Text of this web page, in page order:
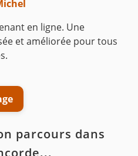
en ligne. Une
et améliorée pour tous
parcours dans